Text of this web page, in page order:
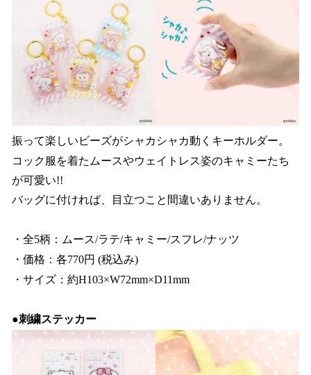
振って楽しいビーズがシャカシャカ動くキーホルダー。
コック服を着たムースやウェイトレス姿のキャミーたち
が可愛い!!
バッグに付ければ、目立つこと間違いありません。
・全5柄：ムース/ラテ/キャミー/スフレ/ナッツ
・価格：各770円 (税込み)
・サイズ：約H103×W72mm×D11mm
●刺繍ステッカー